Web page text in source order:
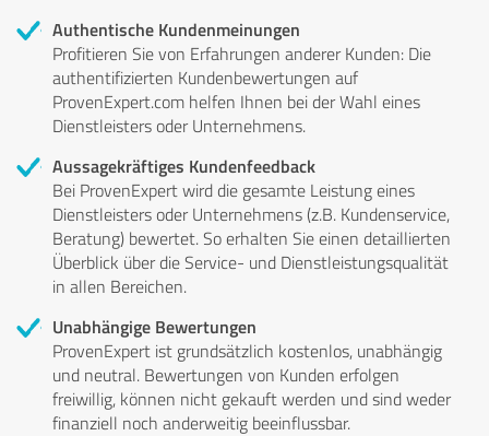
Authentische Kundenmeinungen
Profitieren Sie von Erfahrungen anderer Kunden: Die
authentifizierten Kundenbewertungen auf
ProvenExpert.com helfen Ihnen bei der Wahl eines
Dienstleisters oder Unternehmens.
Aussagekräftiges Kundenfeedback
Bei ProvenExpert wird die gesamte Leistung eines
Dienstleisters oder Unternehmens (z.B. Kundenservice,
Beratung) bewertet. So erhalten Sie einen detaillierten
Überblick über die Service- und Dienstleistungsqualität
in allen Bereichen.
Unabhängige Bewertungen
ProvenExpert ist grundsätzlich kostenlos, unabhängig
und neutral. Bewertungen von Kunden erfolgen
freiwillig, können nicht gekauft werden und sind weder
finanziell noch anderweitig beeinflussbar.